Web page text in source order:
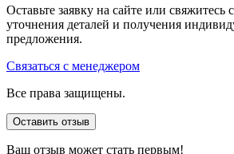
Оставьте заявку на сайте или свяжитесь
уточнения деталей и получения
предложения.
Связаться с менеджером
Все права защищены.
Оставить отзыв
Ваш отзыв может стать первым!